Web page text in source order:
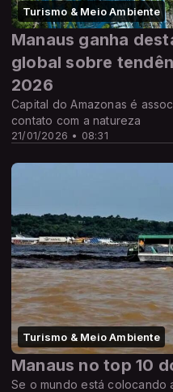
Turismo & Meio Ambiente
21/01/2026 • 08:31
Manaus ganha
global sobre
2026
Capital do Amazonas é
contato com a natureza
Turismo & Meio Ambiente
Manaus no top 10
Se o mundo está colocando